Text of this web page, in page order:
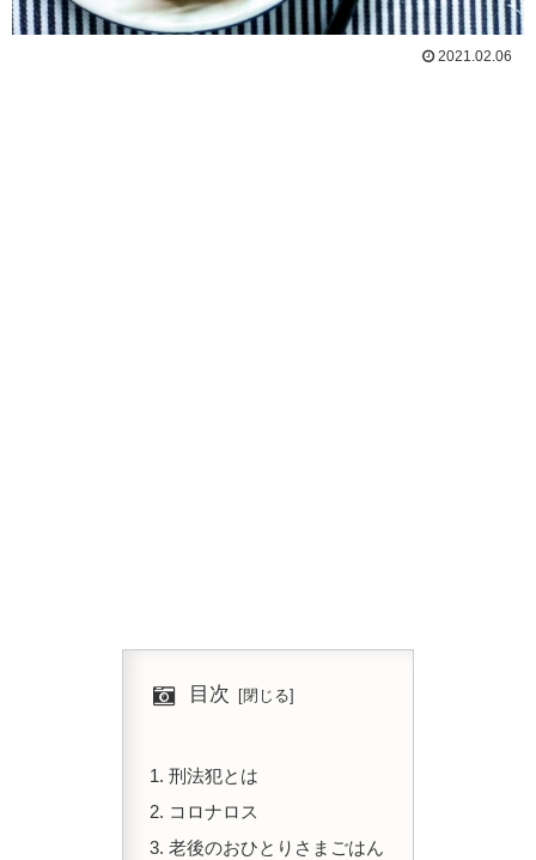
2021.02.06
目次
刑法犯とは
コロナロス
老後のおひとりさまごはん